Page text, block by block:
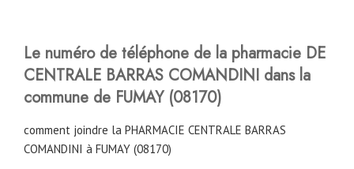
Le numéro de téléphone de la pharmacie DE
CENTRALE BARRAS COMANDINI dans la
commune de FUMAY (08170)
comment joindre la PHARMACIE CENTRALE BARRAS
COMANDINI à FUMAY (08170)